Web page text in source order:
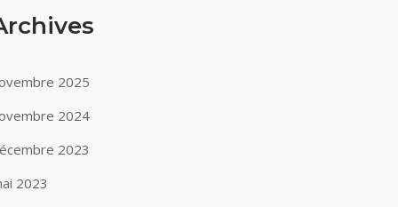
2025
2024
2023
2023